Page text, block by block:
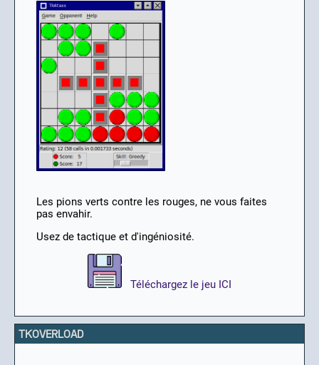
Les pions verts contre les rouges, ne vous faites
pas envahir.
Usez de tactique et d'ingéniosité.
Téléchargez le jeu ICI
TKOVERLOAD